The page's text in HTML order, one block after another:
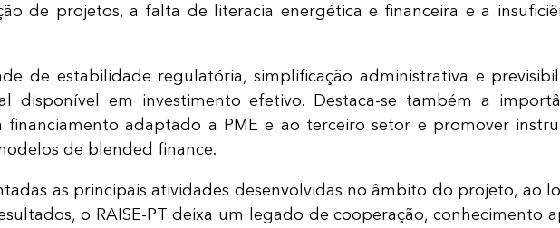
de projetos, a falta de literacia energética e financeira e a
de estabilidade regulatória, simplificação administrativa e
disponível em investimento efetivo. Destaca-se também a
financiamento adaptado a PME e ao terceiro setor e promover
de blended finance.
as principais atividades desenvolvidas no âmbito do projeto, ao
o RAISE-PT deixa um legado de cooperação, conhecimento